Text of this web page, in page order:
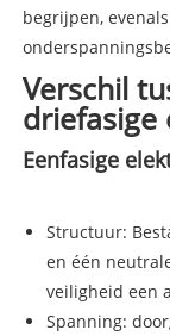
begrijpen,
Verschil
Eenfasige
Structuur:
en één
veiligheid een
Spanning: